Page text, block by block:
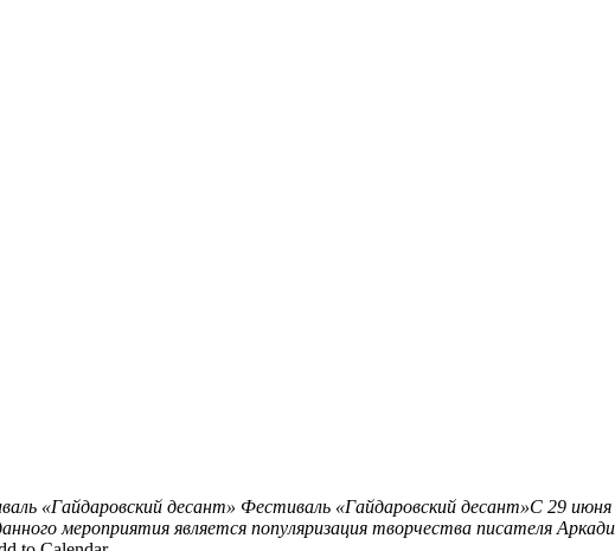
«Гайдаровский десант» Фестиваль «Гайдаровский десант»С 29
мероприятия является популяризация творчества писателя